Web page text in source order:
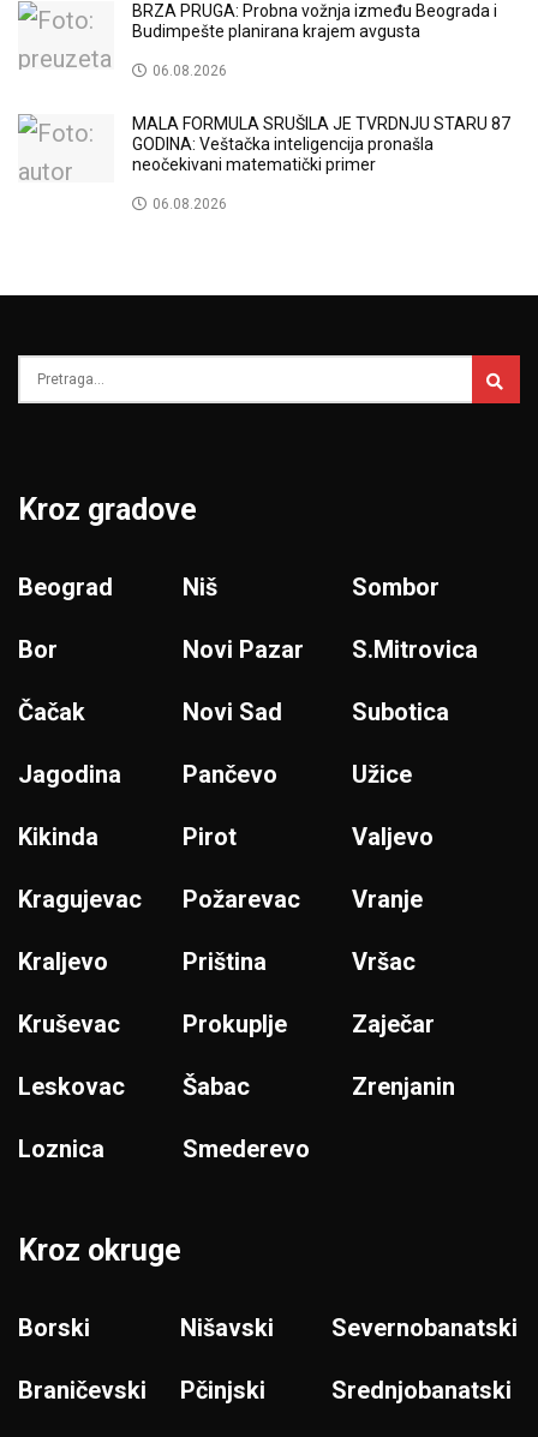
BRZA PRUGA: Probna vožnja između Beograda i
Budimpešte planirana krajem avgusta
06.08.2026
MALA FORMULA SRUŠILA JE TVRDNJU STARU 87
GODINA: Veštačka inteligencija pronašla
neočekivani matematički primer
06.08.2026
Kroz gradove
Beograd
Bor
Čačak
Jagodina
Kikinda
Kragujevac
Kraljevo
Kruševac
Leskovac
Loznica
Niš
Novi Pazar
Novi Sad
Pančevo
Pirot
Požarevac
Priština
Prokuplje
Šabac
Smederevo
Sombor
S.Mitrovica
Subotica
Užice
Valjevo
Vranje
Vršac
Zaječar
Zrenjanin
Kroz okruge
Borski
Braničevski
Nišavski
Pčinjski
Severnobanatski
Srednjobanatski